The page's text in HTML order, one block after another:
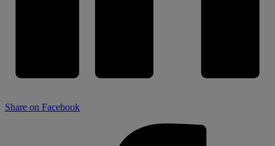
Share on Facebook